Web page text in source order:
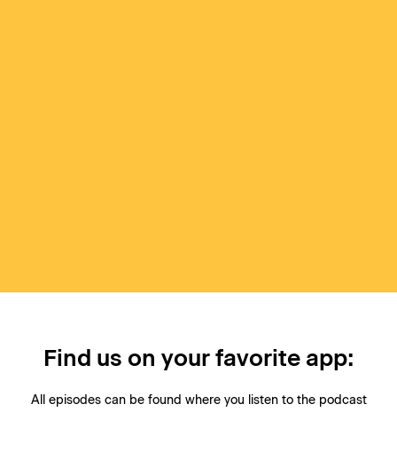
Find us on your favorite app:
All episodes can be found where you listen to the podcast